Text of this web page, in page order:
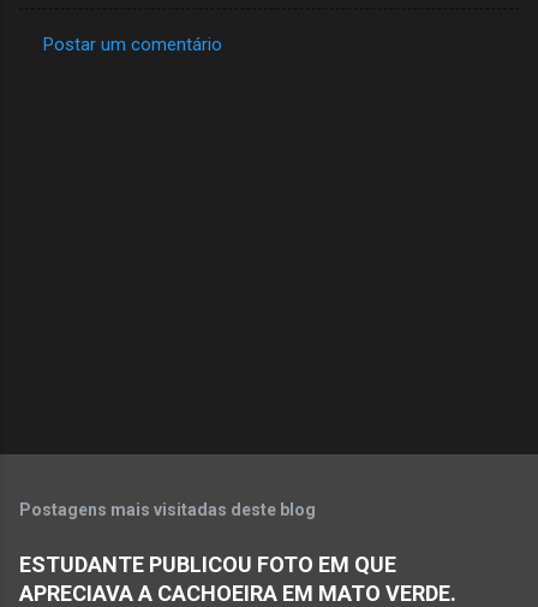
Postar um comentário
Postagens mais visitadas deste blog
ESTUDANTE PUBLICOU FOTO EM QUE
APRECIAVA A CACHOEIRA EM MATO VERDE.